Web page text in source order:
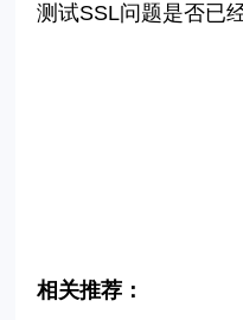
测试SSL问题是否已
相关推荐：